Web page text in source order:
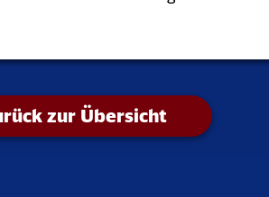
zur Übersicht